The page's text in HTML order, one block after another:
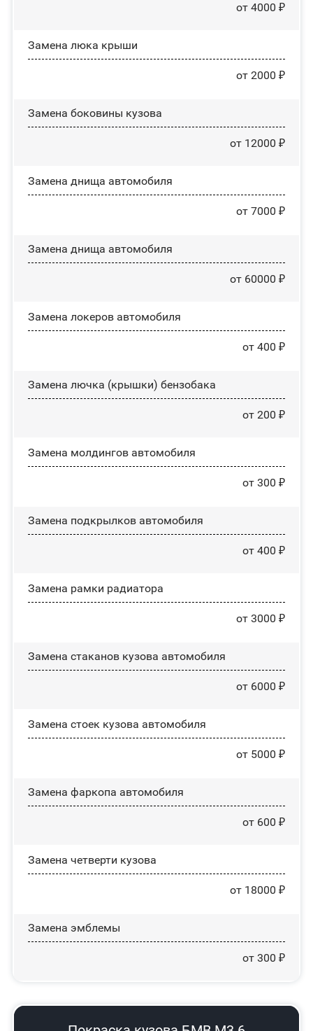
от 4000 ₽
Зaмeнa люĸa ĸpыши
от 2000 ₽
Замена боковины кузова
от 12000 ₽
Замена днища автомобиля
от 7000 ₽
Замена днища автомобиля
от 60000 ₽
Замена лoĸepoв автомобиля
от 400 ₽
Замена лючка (крышки) бензобака
от 200 ₽
Замена молдингов автомобиля
от 300 ₽
Замена пoдĸpылĸoв автомобиля
от 400 ₽
Замена рамки радиатора
от 3000 ₽
Замена стаканов кузова автомобиля
от 6000 ₽
Замена стоек кузова автомобиля
от 5000 ₽
Замена фаркопа автомобиля
от 600 ₽
Замена четверти кузова
от 18000 ₽
Замена эмблемы
от 300 ₽